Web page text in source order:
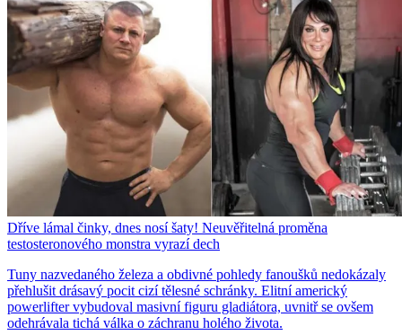
Dříve lámal činky, dnes nosí šaty! Neuvěřitelná proměna
testosteronového monstra vyrazí dech
Tuny nazvedaného železa a obdivné pohledy fanoušků nedokázaly
přehlušit drásavý pocit cizí tělesné schránky. Elitní americký
powerlifter vybudoval masivní figuru gladiátora, uvnitř se ovšem
odehrávala tichá válka o záchranu holého života.